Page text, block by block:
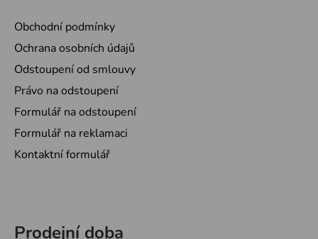
Obchodní podmínky
Ochrana osobních údajů
Odstoupení od smlouvy
Právo na odstoupení
Formulář na odstoupení
Formulář na reklamaci
Kontaktní formulář
Prodejní doba